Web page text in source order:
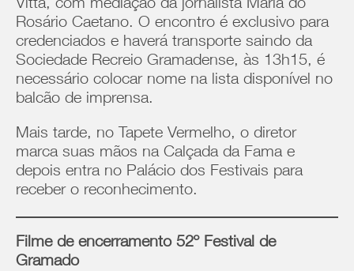
Vitta, com mediação da jornalista Maria do
Rosário Caetano. O encontro é exclusivo para
credenciados e haverá transporte saindo da
Sociedade Recreio Gramadense, às 13h15, é
necessário colocar nome na lista disponível no
balcão de imprensa.
Mais tarde, no Tapete Vermelho, o diretor
marca suas mãos na Calçada da Fama e
depois entra no Palácio dos Festivais para
receber o reconhecimento.
Filme de encerramento 52º Festival de
Gramado